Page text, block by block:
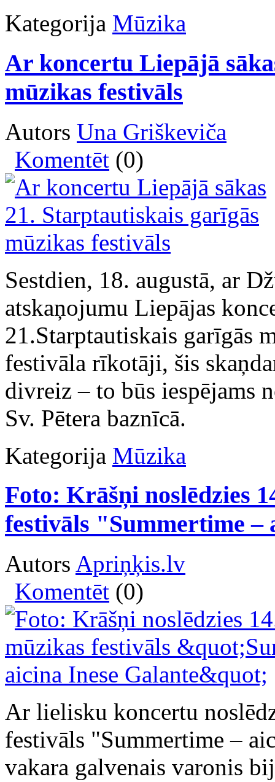
Kategorija Mūzika
Ar koncertu Liepājā
mūzikas festivāls
Autors Una Griškeviča
Komentēt (0)
Sestdien, 18. augustā, ar
atskaņojumu Liepājas
21.Starptautiskais garīgās
festivāla rīkotāji, šis
divreiz – to būs iespējams
Sv. Pētera baznīcā.
Kategorija Mūzika
Foto: Krāšņi noslēdzies
festivāls "Summertime –
Autors Apriņķis.lv
Komentēt (0)
Ar lielisku koncertu
festivāls "Summertime –
vakara galvenais varonis